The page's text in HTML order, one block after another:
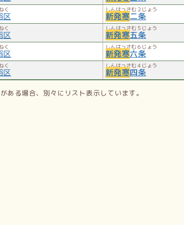
く
区
しんはっさむ２じょう
新発寒二条
く
区
しんはっさむ５じょう
新発寒五条
く
区
しんはっさむ６じょう
新発寒六条
く
区
しんはっさむ４じょう
新発寒四条
ある場合、別々にリスト表示しています。